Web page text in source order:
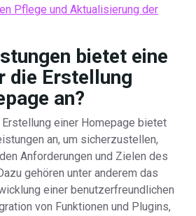
Pflege und Aktualisierung der
bietet eine
die Erstellung
an?
einer Homepage bietet
an, um sicherzustellen,
Anforderungen und Zielen des
gehören unter anderem das
einer benutzerfreundlichen
von Funktionen und Plugins,